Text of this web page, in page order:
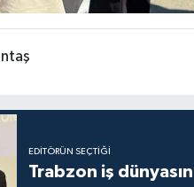
EDITÖRÜN SEÇTIĞI
Trabzon iş